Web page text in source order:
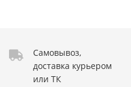
Самовывоз,
доставка курьером
или ТК